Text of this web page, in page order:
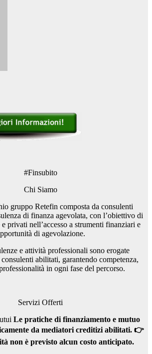
#Finsubito
Chi Siamo
gruppo Retefin composta da consulenti
di finanza agevolata, con l’obiettivo di
privati nell’accesso a strumenti finanziari e
di agevolazione.
e attività professionali sono erogate
abilitati, garantendo competenza,
in ogni fase del percorso.
Servizi Offerti
Le pratiche di finanziamento e mutuo
da mediatori creditizi abilitati. 👉
non è previsto alcun costo anticipato.